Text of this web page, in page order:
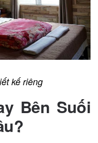
kế riêng
Bên Suối